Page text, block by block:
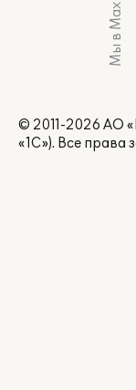
Мы в Max
© 2011-2026 АО
«1С»). Все права